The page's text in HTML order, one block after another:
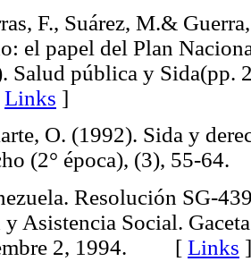
F., Suárez, M.&
el papel del Plan
Salud pública y Sida(pp.
Links ]
O. (1992). Sida y
(2° época), (3), 55-
Resolución SG-
y Asistencia Social.
2, 1994. [ Links ]